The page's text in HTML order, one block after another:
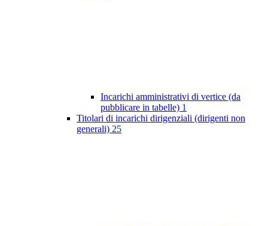
Incarichi amministrativi di vertice (da
pubblicare in tabelle) 1
Titolari di incarichi dirigenziali (dirigenti non
generali) 25